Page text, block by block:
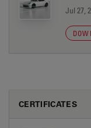
Jul 27,
CERTIFICATES